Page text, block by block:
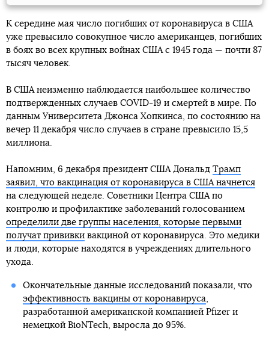
К середине мая число погибших от коронавируса в США
уже превысило совокупное число американцев, погибших
в боях во всех крупных войнах США с 1945 года — почти 87
тысяч человек.
В США неизменно наблюдается наибольшее количество
подтвержденных случаев COVID-19 и смертей в мире. По
данным Университета Джонса Хопкинса, по состоянию на
вечер 11 декабря число случаев в стране превысило 15,5
миллиона.
Напомним, 6 декабря президент США Дональд Трамп
заявил, что вакцинация от коронавируса в США начнется
на следующей неделе. Советники Центра США по
контролю и профилактике заболеваний голосованием
определили две группы населения, которые первыми
получат прививки вакциной от коронавируса. Это медики
и люди, которые находятся в учреждениях длительного
ухода.
Окончательные данные исследований показали, что
эффективность вакцины от коронавируса,
разработанной американской компанией Pfizer и
немецкой BioNTech, выросла до 95%.